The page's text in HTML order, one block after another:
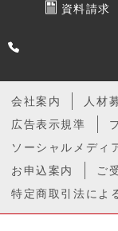
資料請求
会社案内 人材
広告表示規準
ソーシャルメディ
お申込案内
ご
特定商取引法によ